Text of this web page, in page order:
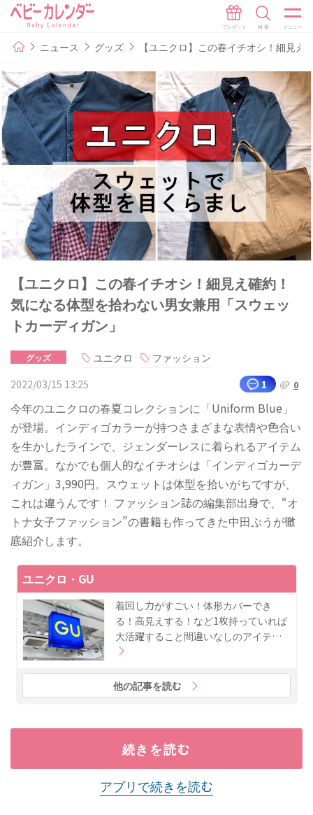
ニュース グッズ 【ユニクロ】この春イチオシ！細見
【ユニクロ】この春イチオシ！細見え確約！
気になる体型を拾わない男女兼用「スウェッ
トカーディガン」
グッズ ユニクロ
ファッション
2022/03/15 13:25
1 0
今年のユニクロの春夏コレクションに「Uniform Blue」
が登場。インディゴカラーが持つさまざまな表情や色合い
を生かしたラインで、ジェンダーレスに着られるアイテム
が豊富。なかでも個人的なイチオシは「インディゴカーデ
ィガン」3,990円。スウェットは体型を拾いがちですが、
これは違うんです！ ファッション誌の編集部出身で、“オ
トナ女子ファッション”の書籍も作ってきた中田ぷうが徹
底紹介します。
ユニクロ・GU
着回し力がすごい！体形カバーでき
る！高見えする！など1枚持っていれば
大活躍すること間違いなしのアイテ…
他の記事を読む
続きを読む
アプリで続きを読む